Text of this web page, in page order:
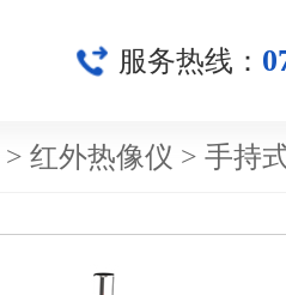
服务热线：
> 红外热像仪 > 手持